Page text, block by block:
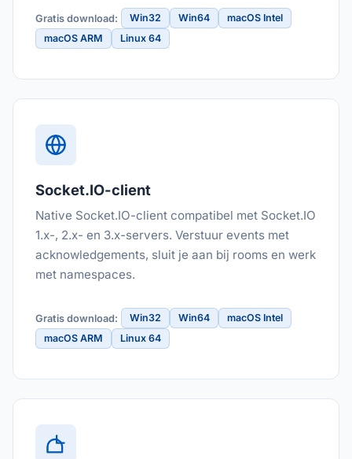
Gratis download: Win32 Win64
macOS Intel
macOS ARM
Linux 64
Socket.IO-client
Native Socket.IO-client compatibel met Socket.IO
1.x-, 2.x- en 3.x-servers. Verstuur events met
acknowledgements, sluit je aan bij rooms en werk
met namespaces.
Gratis download: Win32 Win64
macOS Intel
macOS ARM
Linux 64